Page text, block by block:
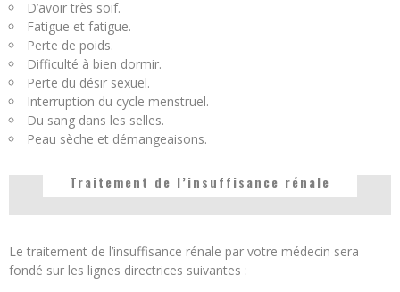
D’avoir très soif.
Fatigue et fatigue.
Perte de poids.
Difficulté à bien dormir.
Perte du désir sexuel.
Interruption du cycle menstruel.
Du sang dans les selles.
Peau sèche et démangeaisons.
Traitement de l’insuffisance rénale
Le traitement de l’insuffisance rénale par votre médecin sera
fondé sur les lignes directrices suivantes :